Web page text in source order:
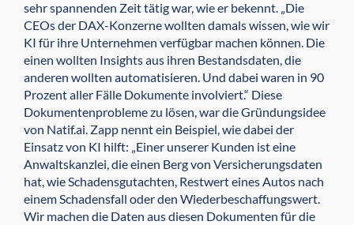
sehr spannenden Zeit tätig war, wie er bekennt. „Die
CEOs der DAX-Konzerne wollten damals wissen, wie wir
KI für ihre Unter­nehmen verfügbar machen können. Die
einen wollten Insights aus ihren Bestandsdaten, die
anderen wollten automatisieren. Und dabei waren in 90
Prozent aller Fälle Dokumente in­volviert.“ Diese
Dokumentenprobleme zu lösen, war die Gründungsidee
von Natif.ai. Zapp nennt ein Beispiel, wie dabei der
Einsatz von KI hilft: „Einer unserer Kunden ist eine
Anwaltskanzlei, die einen Berg von Versicherungsdaten
hat, wie Schadensgutachten, Restwert eines Autos nach
einem Schadensfall oder den Wieder­be­schaf­fungswert.
Wir machen die Daten aus diesen Dokumenten für die